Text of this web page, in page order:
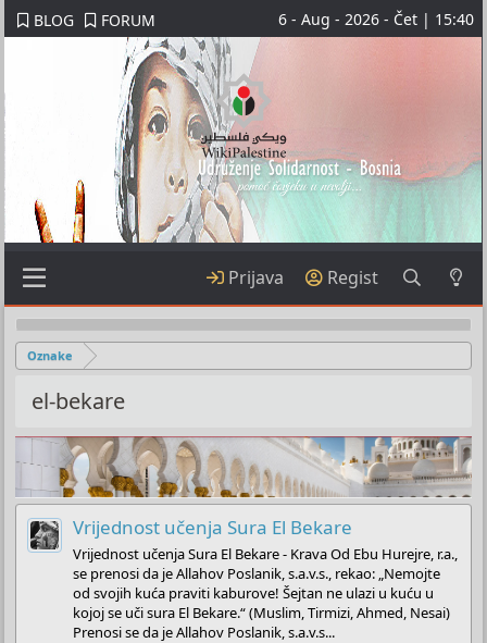
BLOG FORUM 6 - Aug - 2026 - Čet | 15:40
Prijava Regist
Oznake
el-bekare
Vrijednost učenja Sura El Bekare
Vrijednost učenja Sura El Bekare - Krava Od Ebu Hurejre, r.a.,
se prenosi da je Allahov Poslanik, s.a.v.s., rekao: „Nemojte
od svojih kuća praviti kaburove! Šejtan ne ulazi u kuću u
kojoj se uči sura El Bekare.“ (Muslim, Tirmizi, Ahmed, Nesai)
Prenosi se da je Allahov Poslanik, s.a.v.s...